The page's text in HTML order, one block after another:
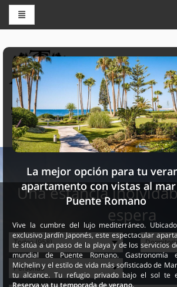
CONSERJERÍA Y RESERVAS
THE GRAND
Servicios turísticos de lujo en
España
Una estancia
espera
La mejor opción para tu
apartamento con vistas al
Puente Romano
Vive la cumbre del lujo mediterráneo.
exclusivo Jardín Japonés, este espectacular
te sitúa a un paso de la playa y de los servicios
mundial de Puente Romano. Gastronomía
Michelin y el estilo de vida más sofisticado de
tu alcance. Tu refugio privado bajo el sol te
Reserva ya tu temporada de verano.